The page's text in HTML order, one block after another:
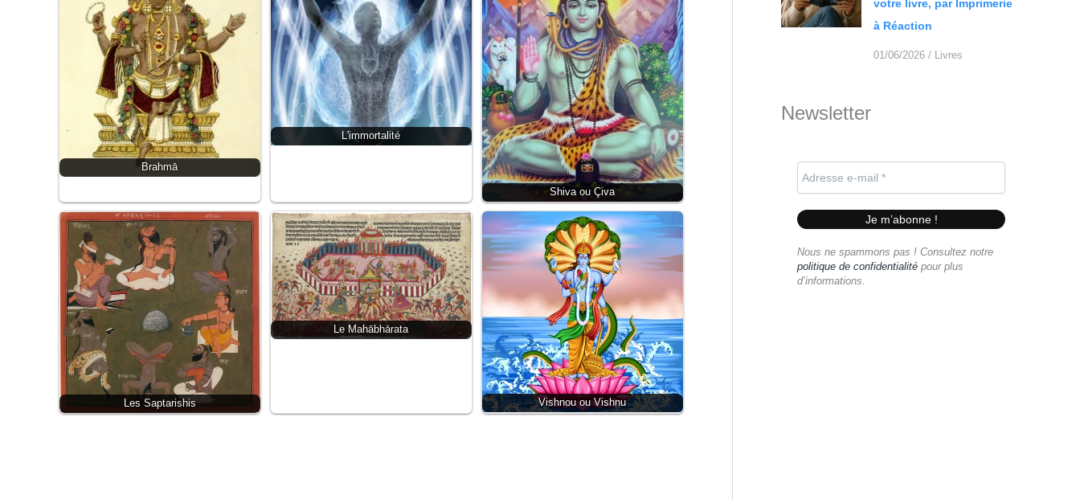
Brahmā
L'immortalité
Shiva ou Çiva
Les Saptarishis
Le Mahābhārata
Vishnou ou Vishnu
votre livre, par Imprimerie
à Réaction
01/06/2026 / Livres
Newsletter
Nous ne spammons pas ! Consultez notre
politique de confidentialité pour plus
d’informations.